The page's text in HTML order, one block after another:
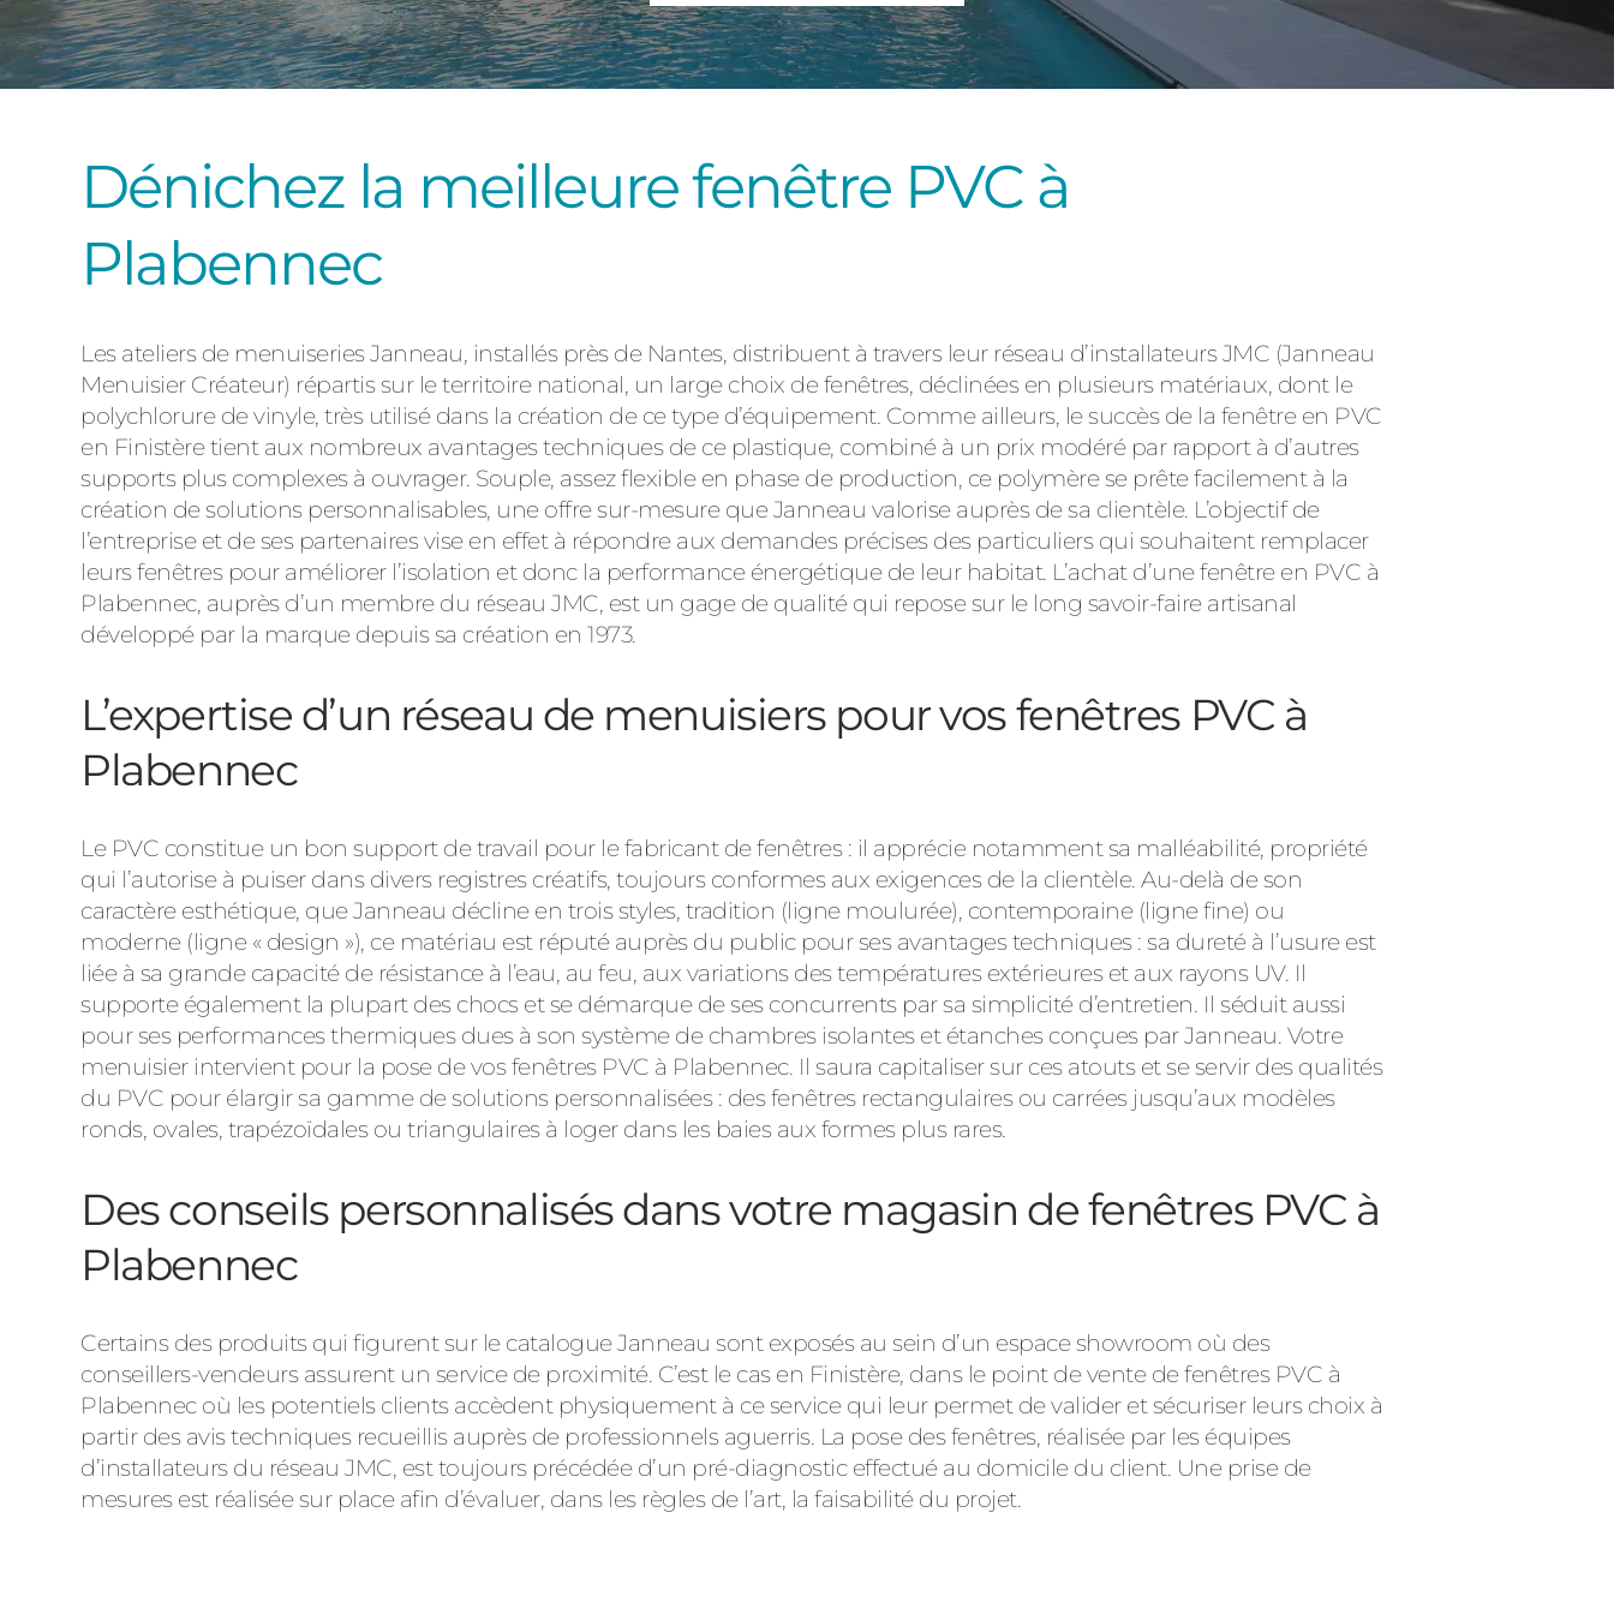
Dénichez la meilleure fenêtre PVC à
Plabennec
Les ateliers de menuiseries Janneau, installés près de Nantes, distribuent à travers leur réseau d’installateurs JMC (Janneau
Menuisier Créateur) répartis sur le territoire national, un large choix de fenêtres, déclinées en plusieurs matériaux, dont le
polychlorure de vinyle, très utilisé dans la création de ce type d’équipement. Comme ailleurs, le succès de la fenêtre en PVC
en Finistère tient aux nombreux avantages techniques de ce plastique, combiné à un prix modéré par rapport à d’autres
supports plus complexes à ouvrager. Souple, assez flexible en phase de production, ce polymère se prête facilement à la
création de solutions personnalisables, une offre sur-mesure que Janneau valorise auprès de sa clientèle. L’objectif de
l’entreprise et de ses partenaires vise en effet à répondre aux demandes précises des particuliers qui souhaitent remplacer
leurs fenêtres pour améliorer l’isolation et donc la performance énergétique de leur habitat. L’achat d’une fenêtre en PVC à
Plabennec, auprès d’un membre du réseau JMC, est un gage de qualité qui repose sur le long savoir-faire artisanal
développé par la marque depuis sa création en 1973.
L’expertise d’un réseau de menuisiers pour vos fenêtres PVC à
Plabennec
Le PVC constitue un bon support de travail pour le fabricant de fenêtres : il apprécie notamment sa malléabilité, propriété
qui l’autorise à puiser dans divers registres créatifs, toujours conformes aux exigences de la clientèle. Au-delà de son
caractère esthétique, que Janneau décline en trois styles, tradition (ligne moulurée), contemporaine (ligne fine) ou
moderne (ligne « design »), ce matériau est réputé auprès du public pour ses avantages techniques : sa dureté à l’usure est
liée à sa grande capacité de résistance à l’eau, au feu, aux variations des températures extérieures et aux rayons UV. Il
supporte également la plupart des chocs et se démarque de ses concurrents par sa simplicité d’entretien. Il séduit aussi
pour ses performances thermiques dues à son système de chambres isolantes et étanches conçues par Janneau. Votre
menuisier intervient pour la pose de vos fenêtres PVC à Plabennec. Il saura capitaliser sur ces atouts et se servir des qualités
du PVC pour élargir sa gamme de solutions personnalisées : des fenêtres rectangulaires ou carrées jusqu’aux modèles
ronds, ovales, trapézoïdales ou triangulaires à loger dans les baies aux formes plus rares.
Des conseils personnalisés dans votre magasin de fenêtres PVC à
Plabennec
Certains des produits qui figurent sur le catalogue Janneau sont exposés au sein d’un espace showroom où des
conseillers-vendeurs assurent un service de proximité. C’est le cas en Finistère, dans le point de vente de fenêtres PVC à
Plabennec où les potentiels clients accèdent physiquement à ce service qui leur permet de valider et sécuriser leurs choix à
partir des avis techniques recueillis auprès de professionnels aguerris. La pose des fenêtres, réalisée par les équipes
d’installateurs du réseau JMC, est toujours précédée d’un pré-diagnostic effectué au domicile du client. Une prise de
mesures est réalisée sur place afin d’évaluer, dans les règles de l’art, la faisabilité du projet.